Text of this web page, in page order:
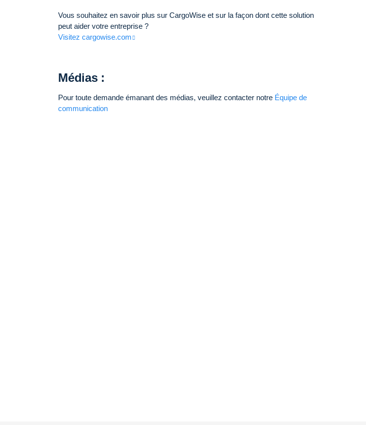
Vous souhaitez en savoir plus sur CargoWise et sur la façon dont cette solution
peut aider votre entreprise ?
Visitez cargowise.com
Médias :
Pour toute demande émanant des médias, veuillez contacter notre Équipe de
communication